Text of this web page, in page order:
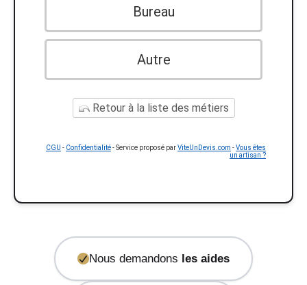
Bureau
Autre
Retour à la liste des métiers
CGU - Confidentialité- Service proposé parViteUnDevis.com -Vous êtes
un artisan ?
Nous demandons les aides